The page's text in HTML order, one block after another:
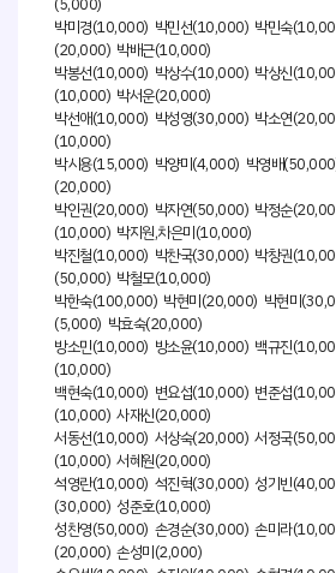
박미경(10,000) 박민선(10,000) 박민숙
(20,000) 박배근(10,000)
박봉선(10,000) 박상수(10,000) 박상신
(10,000) 박서운(20,000)
박선애(10,000) 박성영(30,000) 박소연
(10,000)
박시용(15,000) 박양미(4,000) 박영배
(20,000)
박인권(20,000) 박자연(50,000) 박정순
(10,000) 박지원,차은미(10,000)
박진철(10,000) 박찬국(30,000) 박창권
(50,000) 박철모(10,000)
박한숙(100,000) 박현미(20,000) 박현미
(5,000) 박효숙(20,000)
방소민(10,000) 방소윤(10,000) 백규진
(10,000)
백현숙(10,000) 변요섭(10,000) 변준섭
(10,000) 사재신(20,000)
서동선(10,000) 서상숙(20,000) 서정국
(10,000) 서혜원(20,000)
석영란(10,000) 석진혁(30,000) 성기빈
(30,000) 성준호(10,000)
성찬영(50,000) 손경순(30,000) 손미라
(20,000) 손성미(2,000)